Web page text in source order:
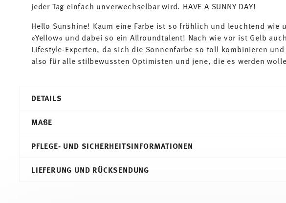
jeder Tag einfach unverwechselbar wird. HAVE A SUNNY DAY!
Hello Sunshine! Kaum eine Farbe ist so fröhlich und leuchtend wie
»Yellow« und dabei so ein Allroundtalent! Nach wie vor ist Gelb
Lifestyle-Experten, da sich die Sonnenfarbe so toll kombinieren
also für alle stilbewussten Optimisten und jene, die es werden
DETAILS
Porzellan
10850-408502-14742
MAßE
10,40 cm
PFLEGE- UND SICHERHEITSINFORMATIONEN
LIEFERUNG UND RÜCKSENDUNG